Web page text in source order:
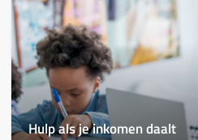
Hulp als je inkomen daalt